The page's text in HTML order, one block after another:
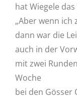
hat Wiegele
„Aber wenn ich
dann war die
auch in der
mit zwei
Woche
bei den Gösser